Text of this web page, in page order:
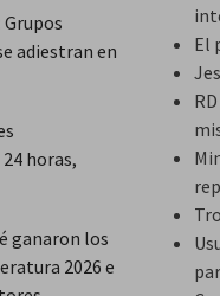
El
adiestran en
horas,
ganaron los
2026 e